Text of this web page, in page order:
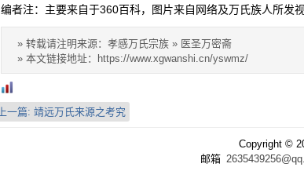
编者注：主要来自于360百科，图片来自网络及万氏族人所发视
» 转载请注明来源：孝感万氏宗族 » 医圣万密斋
» 本文链接地址：
https://www.xgwanshi.cn/yswmz/
上一篇: 靖远万氏来源之考究
Copyright ©
邮箱